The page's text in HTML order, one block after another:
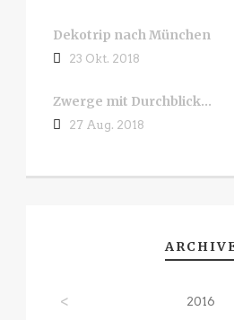
Dekotrip nach München
23 Okt. 2018
Zwerge mit Durchblick…
27 Aug. 2018
< 2016